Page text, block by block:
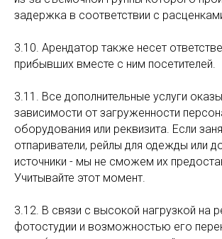
задержка в соответствии с
3.10. Арендатор также несет
прибывших вместе с ним посетителей.
3.11. Все дополнительные услуги
зависимости от загруженности
оборудования или реквизита. Если
отпариватели, рейлы для одежды или
источники - мы не сможем их
Учитывайте этот момент.
3.12. В связи с высокой нагрузкой на
фотостудии и возможностью его